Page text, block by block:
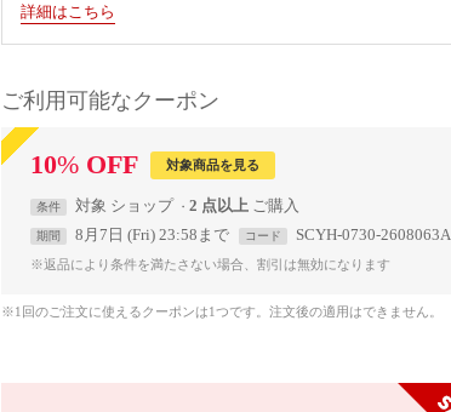
詳細はこちら
ご利用可能なクーポン
10% OFF 対象商品を見る
条件 対象 ショップ 2 点以上
期間 8月7日 (Fri) 23:58まで コード SCYH-0730-2608063A
※返品により条件を満たさない場合、割引は無効になります
※1回のご注文に使えるクーポンは1つです。注文後の適用はできません。